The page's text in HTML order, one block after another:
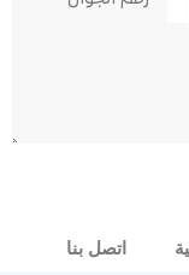
اتصل بنا